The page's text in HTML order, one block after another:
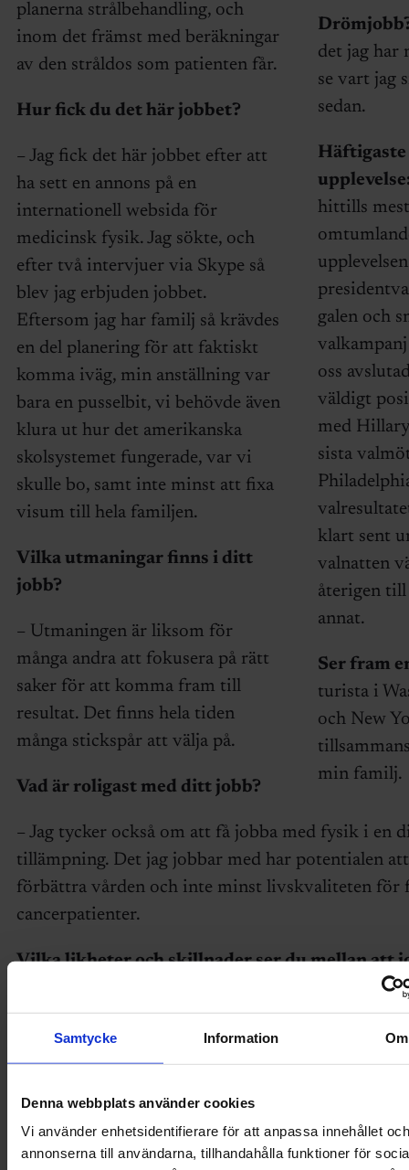
Samtycke Information Om
Denna webbplats använder cookies
Vi använder enhetsidentifierare för att anpassa innehållet och
annonserna till användarna, tillhandahålla funktioner för
det jag har
se vart jag
sedan.
Häftigaste
hittills mest
galen och
oss
väldigt
med
sista
klart sent
valnatten
återigen
annat.
Ser fram
turista i
och New
min familj.
planerna strålbehandling, och
inom det främst med beräkningar
av den stråldos som patienten får.
Hur fick du det här jobbet?
– Jag fick det här jobbet efter att
ha sett en annons på en
internationell websida för
medicinsk fysik. Jag sökte, och
efter två intervjuer via Skype så
blev jag erbjuden jobbet.
Eftersom jag har familj så krävdes
en del planering för att faktiskt
komma iväg, min anställning var
bara en pusselbit, vi behövde även
klura ut hur det amerikanska
skolsystemet fungerade, var vi
skulle bo, samt inte minst att fixa
visum till hela familjen.
Vilka utmaningar finns i ditt
jobb?
– Utmaningen är liksom för
många andra att fokusera på rätt
saker för att komma fram till
resultat. Det finns hela tiden
många stickspår att välja på.
Vad är roligast med ditt jobb?
– Jag tycker också om att få jobba med fysik i en
tillämpning. Det jag jobbar med har potentialen att
förbättra vården och inte minst livskvaliteten för
cancerpatienter.
Vilka likheter och skillnader ser du mellan att
– Likheterna för mig personligen är
arbetsuppgifterna, jag jobbar med ungefär samma
har min arbetsplats på sjukhuset, det är en helt
jämfört med kontoret i Stockholm.